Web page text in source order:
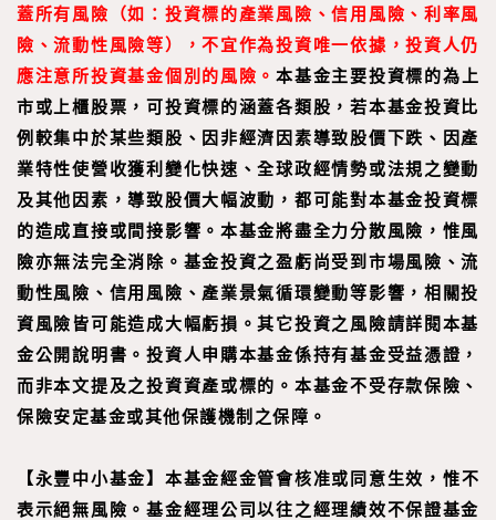
蓋所有風險（如：投資標的產業風險、信用風險、利率風
險、流動性風險等），不宜作為投資唯一依據，投資人仍
應注意所投資基金個別的風險。本基金主要投資標的為上
市或上櫃股票，可投資標的涵蓋各類股，若本基金投資比
例較集中於某些類股、因非經濟因素導致股價下跌、因產
業特性使營收獲利變化快速、全球政經情勢或法規之變動
及其他因素，導致股價大幅波動，都可能對本基金投資標
的造成直接或間接影響。本基金將盡全力分散風險，惟風
險亦無法完全消除。基金投資之盈虧尚受到市場風險、流
動性風險、信用風險、產業景氣循環變動等影響，相關投
資風險皆可能造成大幅虧損。其它投資之風險請詳閱本基
金公開說明書。投資人申購本基金係持有基金受益憑證，
而非本文提及之投資資產或標的。本基金不受存款保險、
保險安定基金或其他保護機制之保障。
【永豐中小基金】 本基金經金管會核准或同意生效，惟不
表示絕無風險。基金經理公司以往之經理績效不保證基金